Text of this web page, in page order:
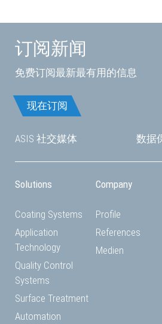
订阅新闻
免费订阅最新最有用的信息
现在订阅
ASIS 社交媒体 数据
Solutions
Coating Systems
Application
Technology
Quality Control
Systems
Surface Treatment
Automation
Company
Profile
References
Medien